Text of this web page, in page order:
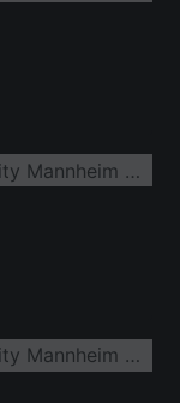
Werksgelände der Papierfabrik Essity Mannheim (ZeWa)
Werksgelände der Papierfabrik Essity Mannheim (ZeWa)